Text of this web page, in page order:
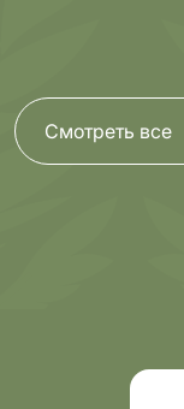
Смотреть все